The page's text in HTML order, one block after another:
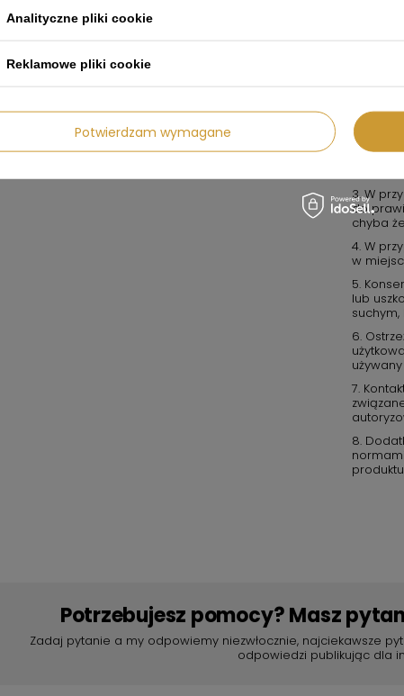
1.
obsługi
2.
3. W
do
chyba
4. W
w
5.
lub
6.
7.
8.
Potrzebujesz pomocy? Masz
Zadaj pytanie a my odpowiemy niezwłocznie, najciekawsze
odpowiedzi publikując dla
Analityczne pliki cookie
Reklamowe pliki cookie
Potwierdzam wymagane